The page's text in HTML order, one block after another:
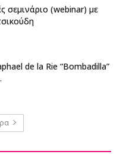
σεμινάριο (webinar) με
de la Rie “Bombadilla”